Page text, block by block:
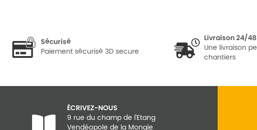
Sécurisé
Paiement sécurisé 3D secure
Livraison 24/
Une livraison
chantiers
ÉCRIVEZ-NOUS
9 rue du champ de l'Etang
Vendéopole de la Mongie